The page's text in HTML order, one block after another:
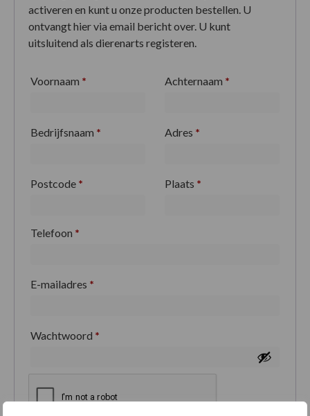
activeren en kunt u onze producten bestellen. U
ontvangt hier via email bericht over. U kunt
uitsluitend als dierenarts registeren.
Voornaam * Achternaam *
Bedrijfsnaam * Adres *
Postcode * Plaats *
Telefoon *
E-mailadres *
Wachtwoord *